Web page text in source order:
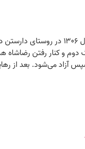
محمود توکلی، فرزند الله
آزاد می‌شود. بعد از